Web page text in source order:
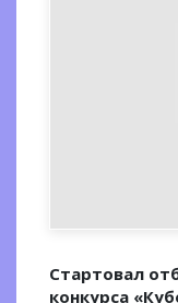
Стартовал
конкурса